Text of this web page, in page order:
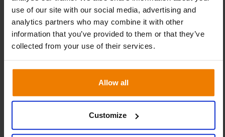
use of our site with our social media, advertising and
analytics partners who may combine it with other
information that you’ve provided to them or that they’ve
collected from your use of their services.
Allow all
Customize